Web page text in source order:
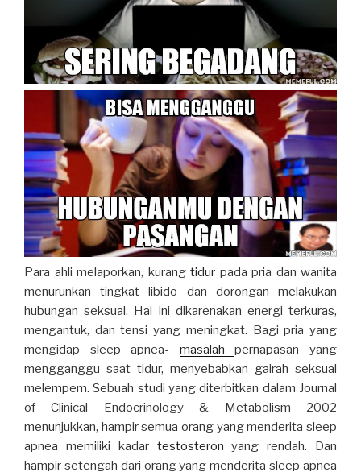
Para ahli melaporkan, kurang tidur pada pria dan wanita
menurunkan tingkat libido dan dorongan melakukan
hubungan seksual. Hal ini dikarenakan energi terkuras,
mengantuk, dan tensi yang meningkat. Bagi pria yang
mengidap sleep apnea- masalahpernapasan yang
mengganggu saat tidur, menyebabkan gairah seksual
melempem. Sebuah studi yang diterbitkan dalam Journal
of Clinical Endocrinology & Metabolism 2002
menunjukkan, hampir semua orang yang menderita sleep
apnea memiliki kadar testosteron yang rendah. Dan
hampir setengah dari orang yang menderita sleep apnea